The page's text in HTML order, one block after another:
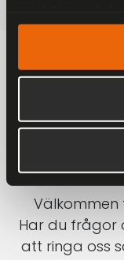
Välkommen
Har du frågor
att ringa oss